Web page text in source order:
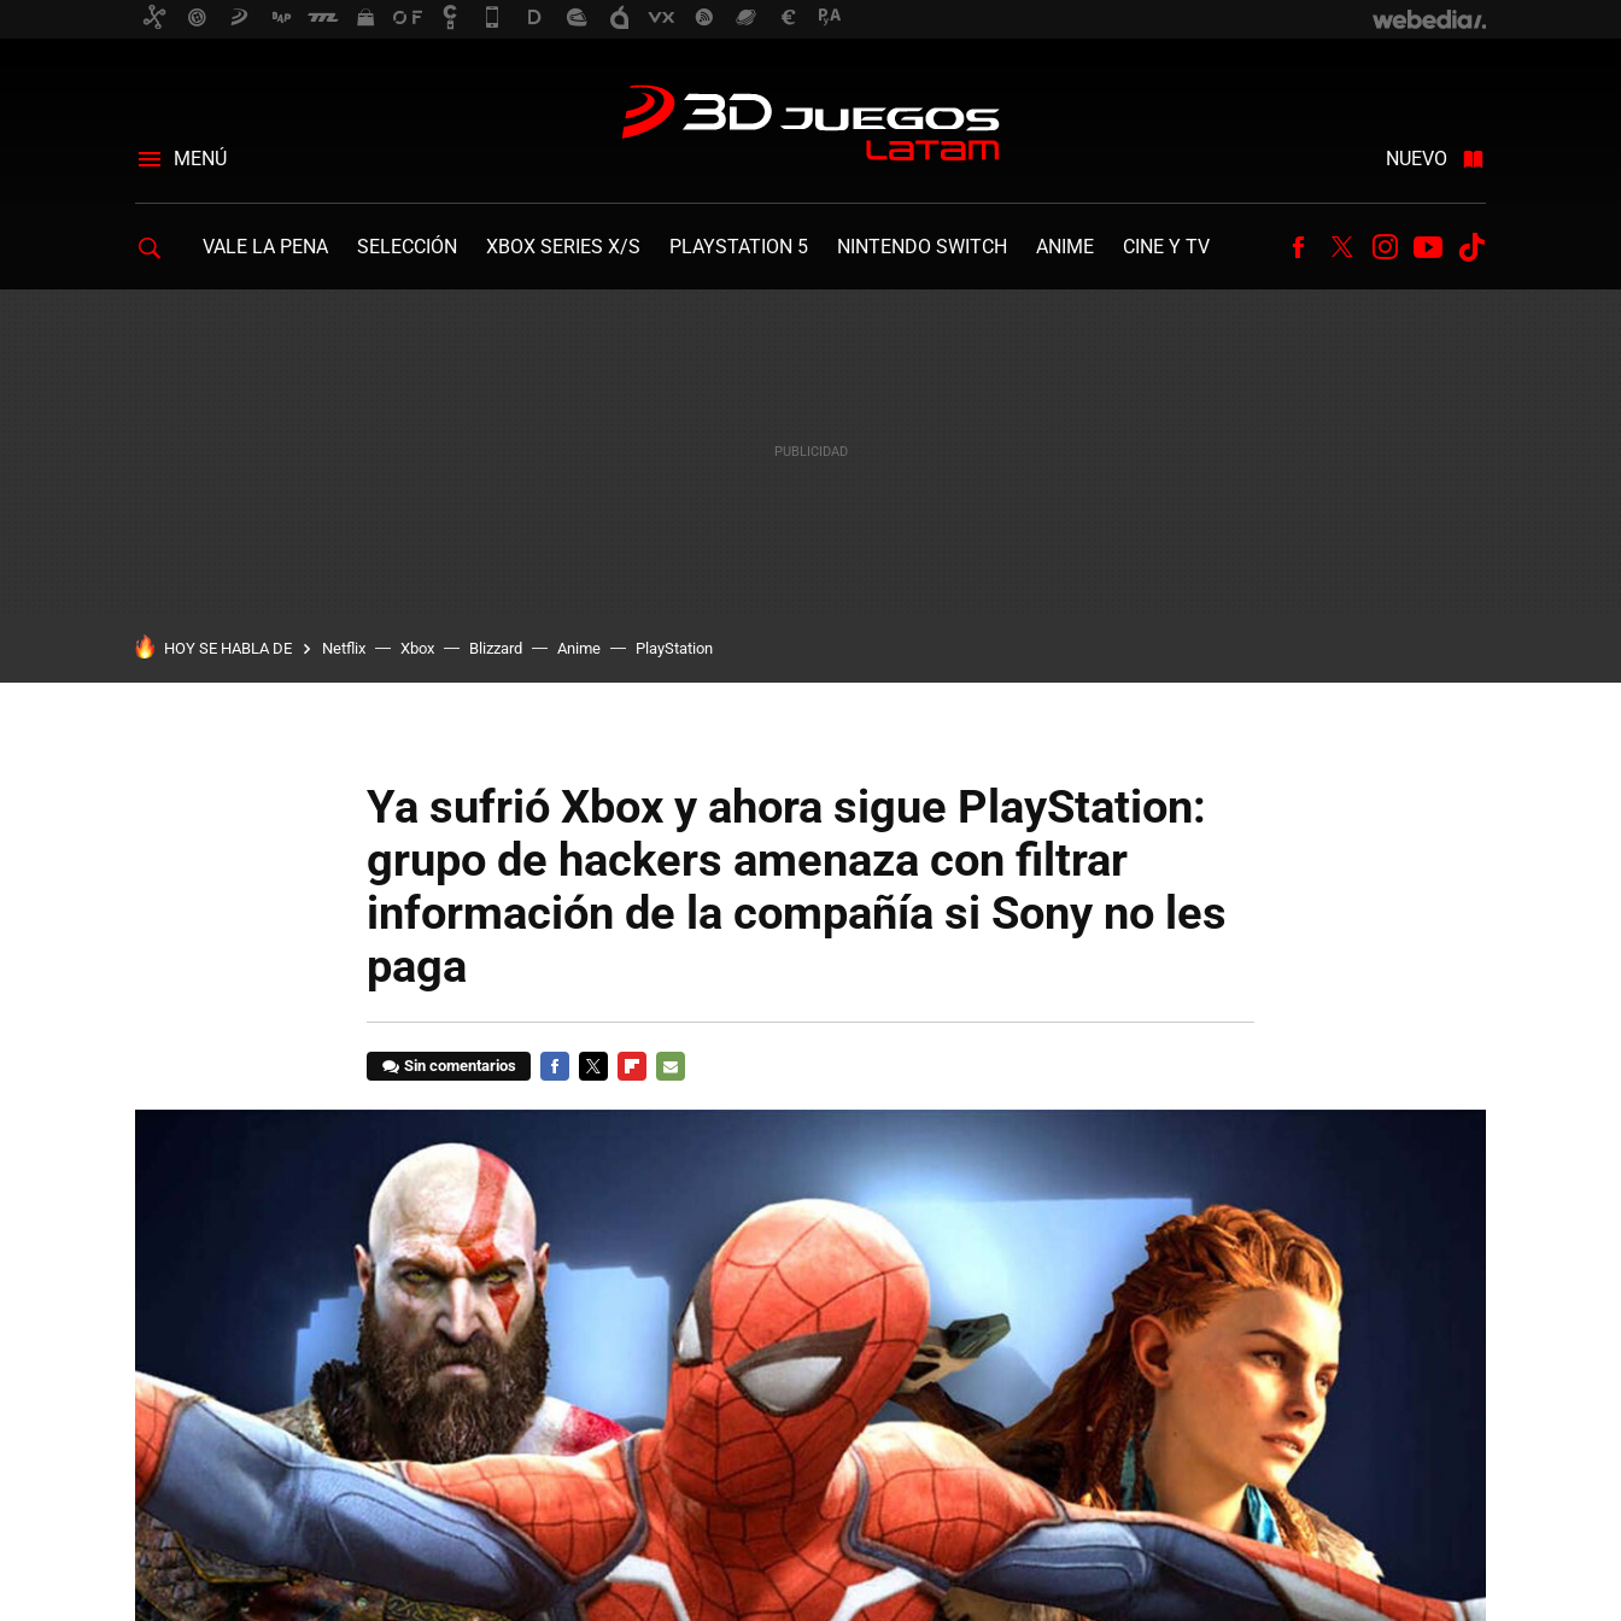
MENÚ NUEVO
VALE LA PENA SELECCIÓN XBOX SERIES X/S PLAYSTATION 5 NINTENDO SWITCH ANIME CINE Y TV Facebook
TwitterInstagram
Youtube
HOY SE HABLA DE Netflix Xbox Blizzard Anime PlayStation
Ya sufrió Xbox y ahora sigue PlayStation:
grupo de hackers amenaza con filtrar
información de la compañía si Sony no les
paga
Sin comentarios